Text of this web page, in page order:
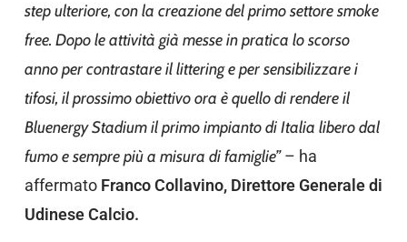
step ulteriore, con la creazione del primo settore smoke
free. Dopo le attività già messe in pratica lo scorso
anno per contrastare il littering e per sensibilizzare i
tifosi, il prossimo obiettivo ora è quello di rendere il
Bluenergy Stadium il primo impianto di Italia libero dal
fumo e sempre più a misura di famiglie”– ha
affermato Franco Collavino, Direttore Generale di
Udinese Calcio.